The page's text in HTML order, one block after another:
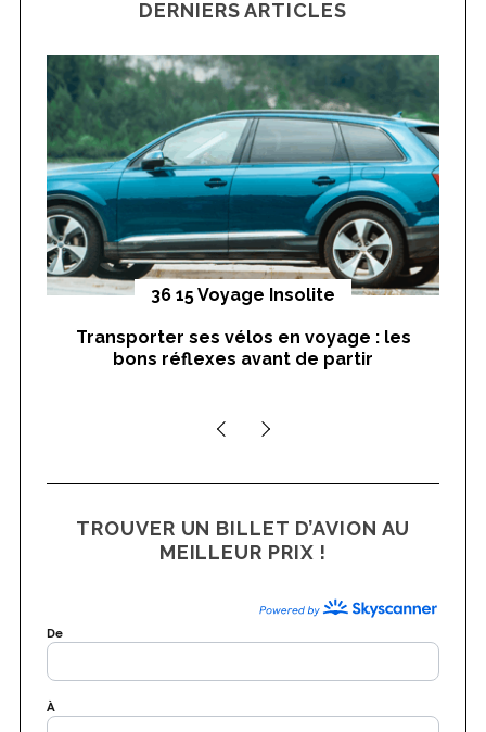
f
o
r
:
DERNIERS ARTICLES
36 15 Voyage Insolite
Transporter ses vélos en voyage : les
bons réflexes avant de partir
TROUVER UN BILLET D’AVION AU
MEILLEUR PRIX !